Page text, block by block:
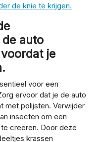
de knie te krijgen.
auto
je
voor een
ervoor dat je de auto
met polijsten. Verwijder
insecten om een
creëren. Door deze
krassen